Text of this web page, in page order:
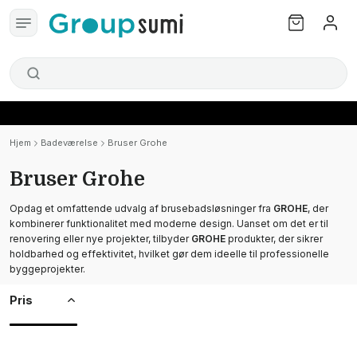
Hjem Badeværelse Bruser Grohe
Bruser Grohe
Opdag et omfattende udvalg af brusebadsløsninger fra GROHE, der
kombinerer funktionalitet med moderne design. Uanset om det er til
renovering eller nye projekter, tilbyder GROHE produkter, der sikrer
holdbarhed og effektivitet, hvilket gør dem ideelle til professionelle
byggeprojekter.
Pris